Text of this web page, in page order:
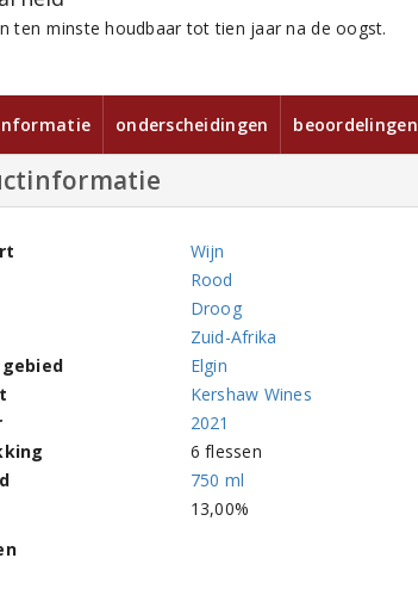
ten minste houdbaar tot tien jaar na de oogst.
onderscheidingen beoordelingen
Wijn
Rood
Droog
Zuid-Afrika
Elgin
Kershaw Wines
2021
6 flessen
750 ml
13,00%